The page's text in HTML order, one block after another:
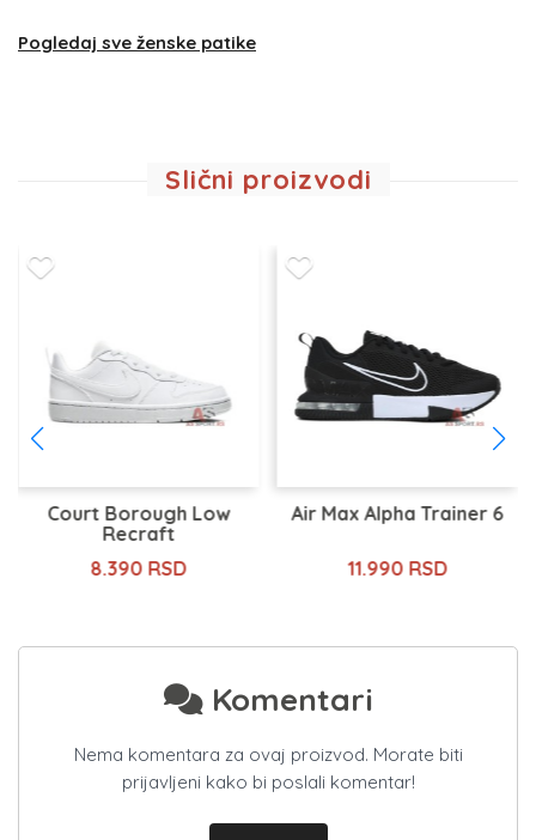
Pogledaj sve ženske patike
Slični proizvodi
Court Borough Low
Recraft
8.390 RSD
Air Max Alpha Trainer 6
11.990 RSD
Komentari
Nema komentara za ovaj proizvod. Morate biti
prijavljeni kako bi poslali komentar!